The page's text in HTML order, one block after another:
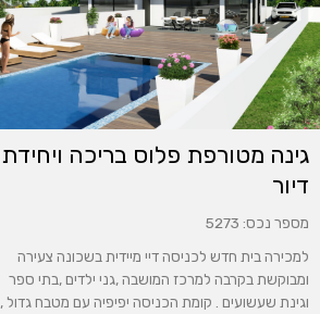
גינה מטורפת פלוס בריכה ויחידת
דיור
מספר נכס: 5273
למכירה בית חדש לכניסה דיי מיידית בשכונה צעירה
ומבוקשת בקרבה למרכז המושבה ,גני ילדים ,בתי ספר
וגינת שעשועים . קומת הכניסה יפיפיה עם מטבח גדול ,